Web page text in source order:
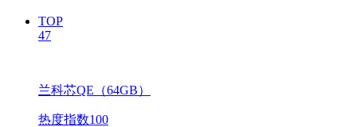
TOP
47
兰科芯QE（64GB）
热度指数100